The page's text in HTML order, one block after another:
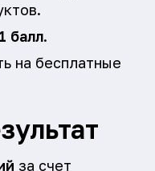
балл.
на бесплатные
за счет